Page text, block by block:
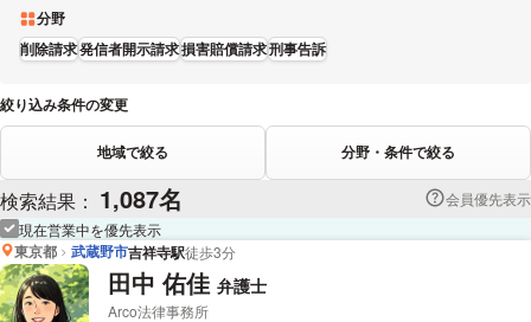
分野
削除請求発信者開示請求損害賠償請求刑事告訴
絞り込み条件の変更
地域で絞る 分野・条件で絞る
検索結果： 1,087名
会員優先表示
現在営業中を優先表示
東京都 武蔵野市吉祥寺駅徒歩3分
田中 佑佳 弁護士
Arco法律事務所